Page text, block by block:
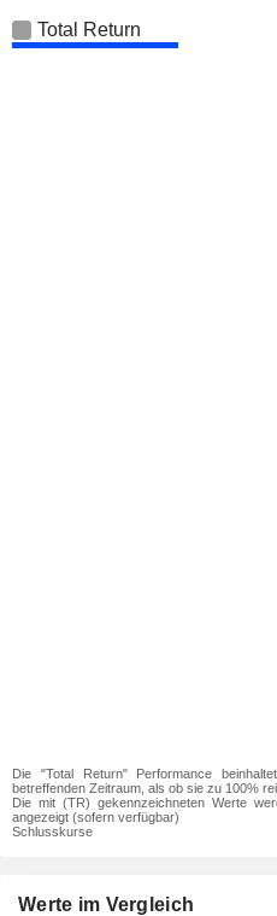
Total Return
Die "Total Return" Performance
betreffenden Zeitraum, als ob sie zu 100%
Die mit (TR) gekennzeichneten Werte
angezeigt (sofern verfügbar)
Schlusskurse
Werte im Vergleich